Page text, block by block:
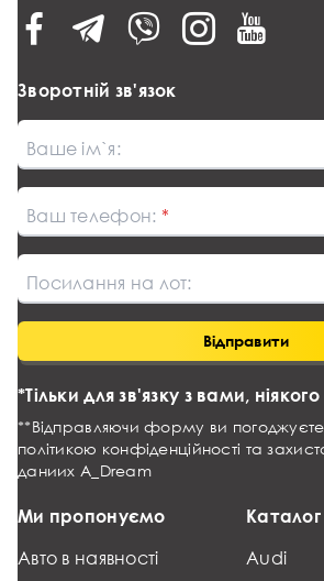
Зворотній зв'язок
Ваше ім`я:
Ваш телефон:
Посилання на лот:
Відправити
*Тільки для зв'язку з вами,
**Відправляючи форму ви
політикою конфіденційності та
даниих A_Dream
Ми пропонуємо
Авто в наявності
Каталог
Audi